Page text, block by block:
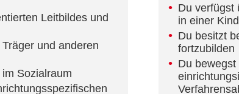
Leitbildes und
und anderen
Sozialraum
Du verfügst
in einer
Du besitzt
fortzubilden
Du